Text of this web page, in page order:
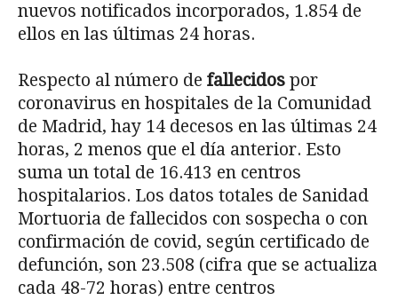
nuevos notificados incorporados, 1.854 de
ellos en las últimas 24 horas.
Respecto al número de fallecidos por
coronavirus en hospitales de la Comunidad
de Madrid, hay 14 decesos en las últimas 24
horas, 2 menos que el día anterior. Esto
suma un total de 16.413 en centros
hospitalarios. Los datos totales de Sanidad
Mortuoria de fallecidos con sospecha o con
confirmación de covid, según certificado de
defunción, son 23.508 (cifra que se actualiza
cada 48-72 horas) entre centros